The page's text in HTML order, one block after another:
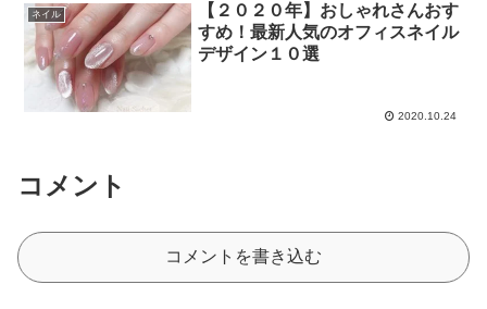
ネイル
【２０２０年】おしゃれさんおす
すめ！最新人気のオフィスネイル
デザイン１０選
2020.10.24
コメント
コメントを書き込む